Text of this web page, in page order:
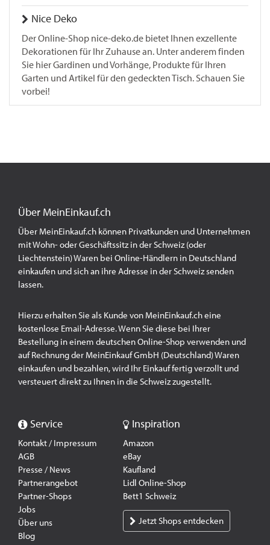
Nice Deko
Der Online-Shop nice-deko.de bietet Ihnen exzellente
Dekorationen für Ihr Zuhause an. Unter anderem finden
Sie hier Gardinen und Vorhänge, Produkte für Ihren
Garten und Artikel für den gedeckten Tisch. Schauen Sie
vorbei!
Über MeinEinkauf.ch
Über MeinEinkauf.ch können Privatkunden und Unternehmen
mit Wohn- oder Geschäftssitz in der Schweiz (oder
Liechtenstein) Waren bei Online-Händlern in Deutschland
einkaufen und sich an ihre Adresse in der Schweiz senden
lassen.
Hierzu erhalten Sie als Kunde von MeinEinkauf.ch eine
kostenlose Email-Adresse. Wenn Sie diese bei Ihrer
Bestellung in einem deutschen Online-Shop verwenden und
auf Rechnung der MeinEinkauf GmbH (Deutschland) Waren
einkaufen und bezahlen, wird Ihr Einkauf fertig verzollt und
versteuert direkt zu Ihnen in die Schweiz zugestellt.
Service
Kontakt / Impressum
AGB
Presse / News
Partnerangebot
Partner-Shops
Jobs
Über uns
Blog
Inspiration
Amazon
eBay
Kaufland
Lidl Online-Shop
Bett1 Schweiz
Jetzt Shops entdecken